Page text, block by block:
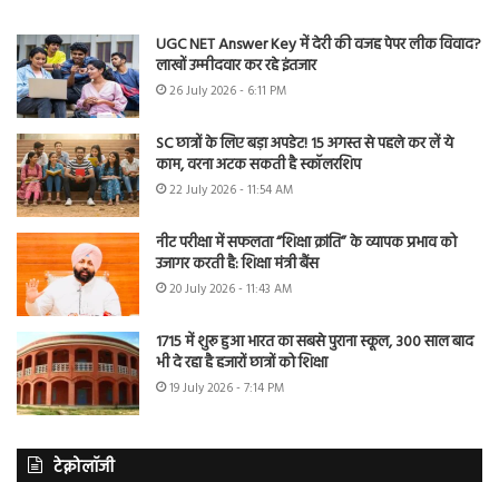
UGC NET Answer Key में देरी की वजह पेपर लीक विवाद?
लाखों उम्मीदवार कर रहे इंतजार
26 July 2026 - 6:11 PM
SC छात्रों के लिए बड़ा अपडेट! 15 अगस्त से पहले कर लें ये
काम, वरना अटक सकती है स्कॉलरशिप
22 July 2026 - 11:54 AM
नीट परीक्षा में सफलता “शिक्षा क्रांति” के व्यापक प्रभाव को
उजागर करती है: शिक्षा मंत्री बैंस
20 July 2026 - 11:43 AM
1715 में शुरू हुआ भारत का सबसे पुराना स्कूल, 300 साल बाद
भी दे रहा है हजारों छात्रों को शिक्षा
19 July 2026 - 7:14 PM
टेक्नोलॉजी